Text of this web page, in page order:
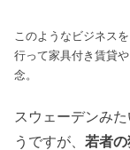
このようなビジネス
行って家具付き賃貸
念。
スウェーデンみ
うですが、若者